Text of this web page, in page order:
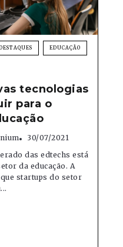
EDUCAÇÃO
tecnologias
para o
30/07/2021
das edtechs está
da educação. A
startups do setor